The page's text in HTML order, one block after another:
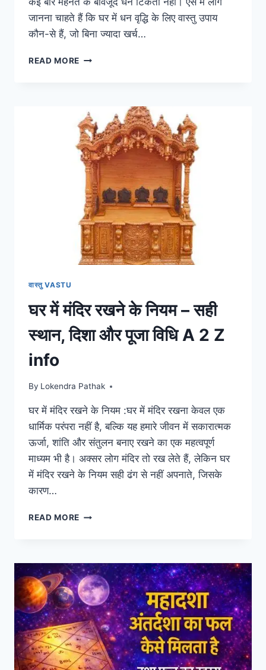
जानना चाहते हैं कि घर में धन वृद्धि के लिए वास्तु उपाय
कौन-से हैं, जो बिना ज्यादा खर्च…
READ MORE घर
लिए
वास्तु
उपाय
|
पैसा
रोकने
और
बढ़ाने
के
आसान
नियम
वास्तु VASTU
घर में मंदिर रखने के नियम – सही
स्थान, दिशा और पूजा विधि A 2 Z
info
By Lokendra Pathak
घर में मंदिर रखने के नियम :घर में मंदिर रखना केवल एक
धार्मिक परंपरा नहीं है, बल्कि यह हमारे जीवन में सकारात्मक
ऊर्जा, शांति और संतुलन बनाए रखने का एक महत्वपूर्ण
माध्यम भी है। अक्सर लोग मंदिर तो रख लेते हैं, लेकिन घर
में मंदिर रखने के नियम सही ढंग से नहीं अपनाते, जिसके
कारण…
READ MORE घर
के
नियम
–
सही
स्थान,
दिशा
और
पूजा
विधि